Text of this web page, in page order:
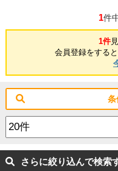
1件
1件
会員登録をする
条
さらに絞り込んで検索